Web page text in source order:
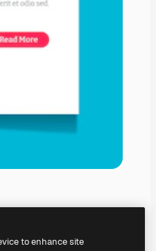
to enhance site